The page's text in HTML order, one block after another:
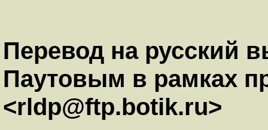
Перевод на русский
Паутовым в рамках
<rldp@ftp.botik.ru>